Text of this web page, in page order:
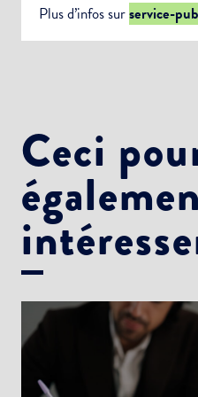
Plus d’infos surservice-
Ceci